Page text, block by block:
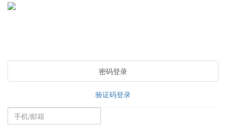
密码登录
验证码登录